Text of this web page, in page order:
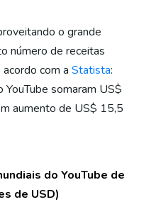
o grande
número de receitas
com a Statista:
somaram US$
aumento de US$ 15,5
do YouTube de
de USD)